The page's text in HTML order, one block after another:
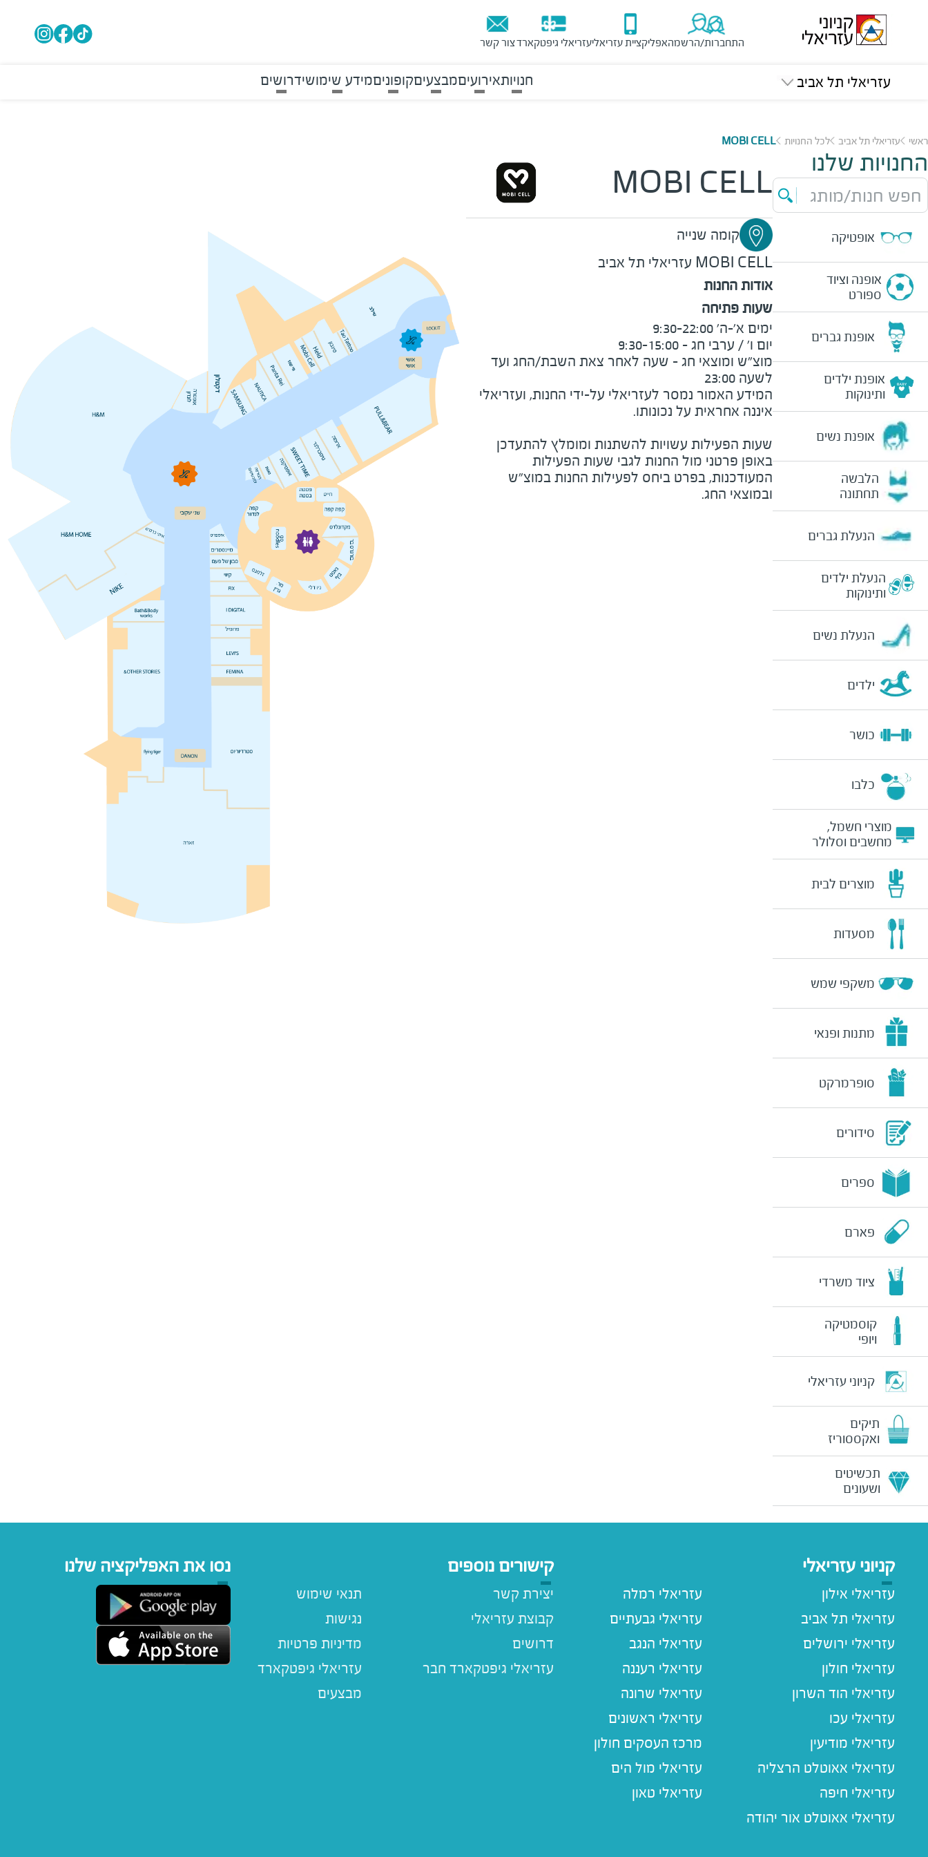
התחברות/הרשמהאפליקציית עזריאליעזריאלי גיפטקארדצור קשר
עזריאלי תל אביב חנויותאירועיםמבצעיםקופוניםמידע שימושידרושים
ראשי עזריאלי תל אביב לכל החנויות MOBI CELL
החנויות שלנו
חפש חנות/מותג
אופטיקה
אופנה וציוד
ספורט
אופנת גברים
אופנת ילדים
ותינוקות
אופנת נשים
הלבשה
תחתונה
הנעלת גברים
הנעלת ילדים
ותינוקות
הנעלת נשים
ילדים
כושר
כלבו
מוצרי חשמל,
מחשבים וסלולר
מוצרים לבית
מסעדות
משקפי שמש
מתנות ופנאי
סופרמרקט
סידורים
ספרים
פארם
ציוד משרדי
קוסמטיקה
ויופי
קניוני עזריאלי
תיקים
ואקססוריז
תכשיטים
ושעונים
MOBI CELL
קומה שנייה
MOBI CELL עזריאלי תל אביב
אודות החנות
שעות פתיחה
לשעה 23:00
המידע האמור נמסר לעזריאלי על-ידי החנות, ועזריאלי
שעות הפעילות עשויות להשתנות ומומלץ להתעדכן
באופן פרטני מול החנות לגבי שעות הפעילות
המעודכנות, בפרט ביחס לפעילות החנות במוצ"ש
ובמוצאי החג.
קניוני עזריאלי
עזריאלי אילון
עזריאלי תל אביב
עזריאלי ירושלים
עזריאלי חולון
עזריאלי הוד השרון
עזריאלי עכו
עזריאלי מודיעין
עזריאלי אאוטלט הרצליה
עזריאלי חיפה
עזריאלי אאוטלט אור יהודה
עזריאלי רמלה
עזריאלי גבעתיים
עזריאלי הנגב
עזריאלי רעננה
עזריאלי שרונה
עזריאלי ראשונים
מרכז העסקים חולון
עזריאלי מול הים
עזריאלי טאון
קישורים נוספים
תנאי שימוש
נגישות
מדיניות פרטיות
עזריאלי גיפטקארד
מבצעים
יצירת קשר
קבוצת עזריאלי
דרושים
נסו את האפליקציה שלנו